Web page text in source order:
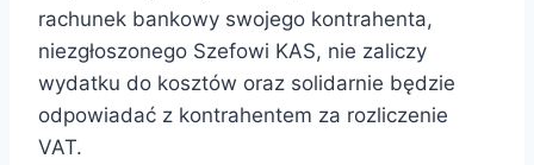
rachunek bankowy swojego kontrahenta,
niezgłoszonego Szefowi KAS, nie zaliczy
wydatku do kosztów oraz solidarnie będzie
odpowiadać z kontrahentem za rozliczenie
VAT.